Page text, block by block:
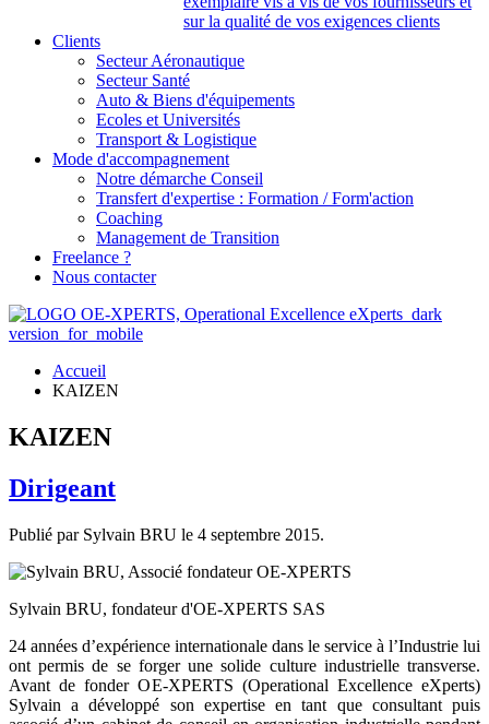
sur la qualité de vos exigences clients
Clients
Secteur Aéronautique
Secteur Santé
Auto & Biens d'équipements
Ecoles et Universités
Transport & Logistique
Mode d'accompagnement
Notre démarche Conseil
Transfert d'expertise : Formation / Form'action
Coaching
Management de Transition
Freelance ?
Nous contacter
Accueil
KAIZEN
KAIZEN
Dirigeant
Publié par Sylvain BRU le 4 septembre 2015.
Sylvain BRU, fondateur d'OE-XPERTS SAS
24 années d’expérience internationale dans le service à l’Industrie lui
ont permis de se forger une solide culture industrielle transverse.
Avant de fonder OE-XPERTS (Operational Excellence eXperts)
Sylvain a développé son expertise en tant que consultant puis